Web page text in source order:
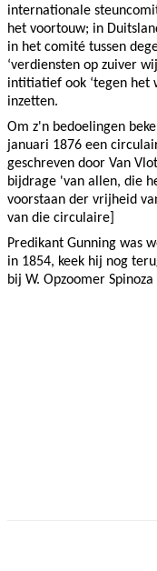
internationale
het voortouw; in
in het comité tussen
‘verdiensten op zuiver
intitiatief ook ‘tegen het
inzetten.
Om z'n bedoelingen
januari 1876 een
geschreven door Van
bijdrage 'van allen, die
voorstaan der vrijheid
van die circulaire]
Predikant Gunning was
in 1854, keek hij nog
bij W. Opzoomer